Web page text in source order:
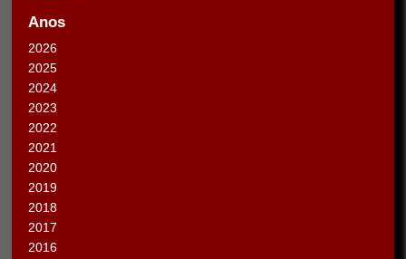
Anos
2026
2025
2024
2023
2022
2021
2020
2019
2018
2017
2016